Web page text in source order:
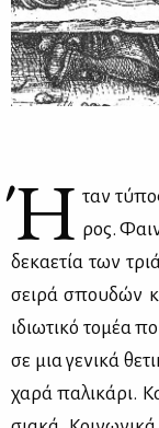
Ή ταν
ρος.
δε­κα­ε­τία των
σει­ρά σπου­δών
ιδιω­τι­κό το­μέα
σε μια γε­νι­κά
χα­ρά πα­λι­κά­ρι.